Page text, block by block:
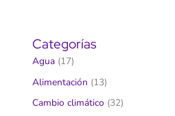
Categorías
Agua (17)
Alimentación (13)
Cambio climático (32)